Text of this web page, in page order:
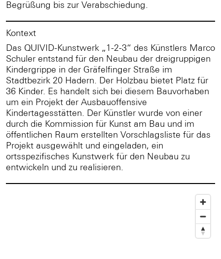
Begrüßung bis zur Verabschiedung.
Kontext
Das QUIVID-Kunstwerk „1-2-3“ des Künstlers Marco
Schuler entstand für den Neubau der dreigruppigen
Kindergrippe in der Gräfelfinger Straße im
Stadtbezirk 20 Hadern. Der Holzbau bietet Platz für
36 Kinder. Es handelt sich bei diesem Bauvorhaben
um ein Projekt der Ausbauoffensive
Kindertagesstätten. Der Künstler wurde von einer
durch die Kommission für Kunst am Bau und im
öffentlichen Raum erstellten Vorschlagsliste für das
Projekt ausgewählt und eingeladen, ein
ortsspezifisches Kunstwerk für den Neubau zu
entwickeln und zu realisieren.